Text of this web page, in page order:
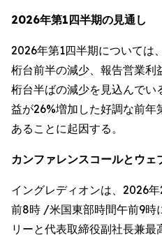
2026年第1四半期の見通し
2026年第1四半期については
桁台前半の減少、報告営業利
桁台半ばの減少を見込んでい
益が26%増加した好調な前年
あることに起因する。
カンファレンスコールとウェ
イングレディオンは、2026
前8時 /米国東部時間午前9時
リーと代表取締役副社長兼